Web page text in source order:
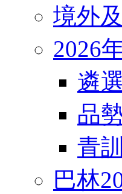
境外
2026
遴
品
青
巴林